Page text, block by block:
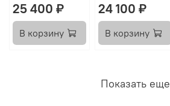
25 400 ₽
В корзину
24 100 ₽
В корзину
Показать еще